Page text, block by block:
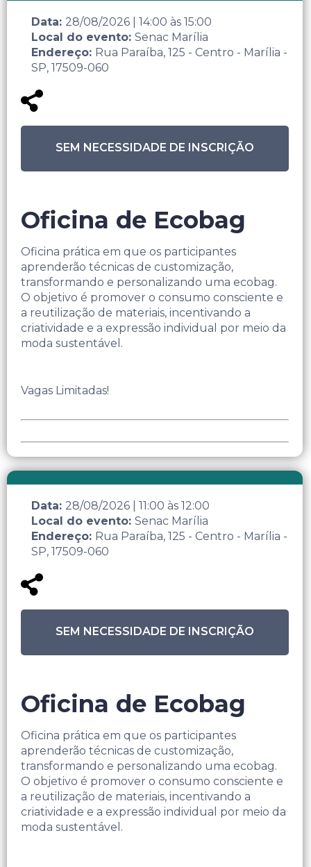
Data: 28/08/2026 14:00 às 15:00
Local do evento: Senac Marília
Endereço: Rua Paraíba, 125 - Centro - Marília -
SP, 17509-060
SEM NECESSIDADE DE INSCRIÇÃO
Oficina de Ecobag
Oficina prática em que os participantes
aprenderão técnicas de customização,
transformando e personalizando uma ecobag.
O objetivo é promover o consumo consciente e
a reutilização de materiais, incentivando a
criatividade e a expressão individual por meio da
moda sustentável.
Vagas Limitadas!
Data: 28/08/2026 11:00 às 12:00
Local do evento: Senac Marília
Endereço: Rua Paraíba, 125 - Centro - Marília -
SP, 17509-060
SEM NECESSIDADE DE INSCRIÇÃO
Oficina de Ecobag
Oficina prática em que os participantes
aprenderão técnicas de customização,
transformando e personalizando uma ecobag.
O objetivo é promover o consumo consciente e
a reutilização de materiais, incentivando a
criatividade e a expressão individual por meio da
moda sustentável.